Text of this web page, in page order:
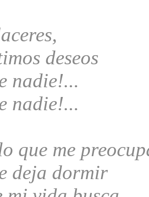
deseos
nadie!...
nadie!...
que me
deja dormir